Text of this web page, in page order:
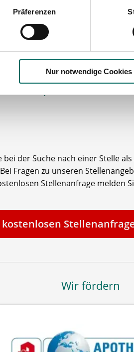
Präferenzen
Nur notwendige Cookies
der Suche nach einer Stelle
Fragen zu unseren
Stellenanfrage melden
Wir fördern